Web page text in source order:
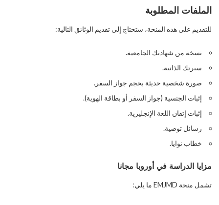
الملفات المطلوبة
للتقديم على هذه المنحة، ستحتاج إلى تقديم الوثائق التالية:
نسخة من شهادتك الجامعية.
سيرتك الذاتية.
صورة شخصية حديثة بحجم جواز السفر.
إثبات الجنسية (جواز السفر أو بطاقة الهوية).
إثبات إتقان اللغة الإنجليزية.
رسائل توصية.
خطاب نوايا.
مزايا الدراسة في أوروبا مجانا
تشمل منحة EMJMD ما يلي: